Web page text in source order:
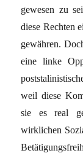
gewesen zu
diese Rechten
gewähren.
eine linke
weil diese
sie es real
wirklichen